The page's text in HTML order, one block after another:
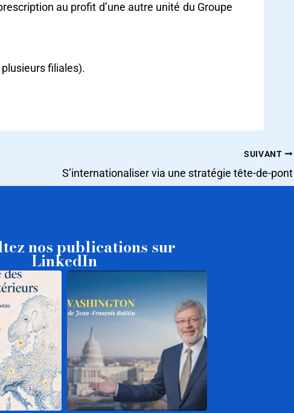
au profit d’une autre unité du Groupe
filiales).
SUIVANT
S’internationaliser via une stratégie tête-de-pont
nos publications sur
LinkedIn